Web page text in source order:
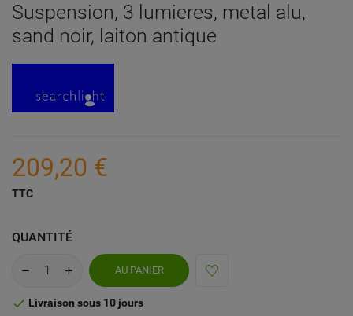
Suspension, 3 lumieres, metal alu,
sand noir, laiton antique
209,20 €
TTC
QUANTITÉ
AU PANIER
 Livraison sous 10 jours